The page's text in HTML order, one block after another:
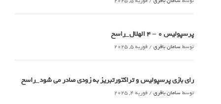
پرسپولیس 0 – ۴ الهلال_راسخ
توسطسامان باقری / فوریه 5, 2025
رای بازی پرسپولیس و تراکتورتبریز به زودی صادر می شود_راسخ
توسطسامان باقری / فوریه 4, 2025